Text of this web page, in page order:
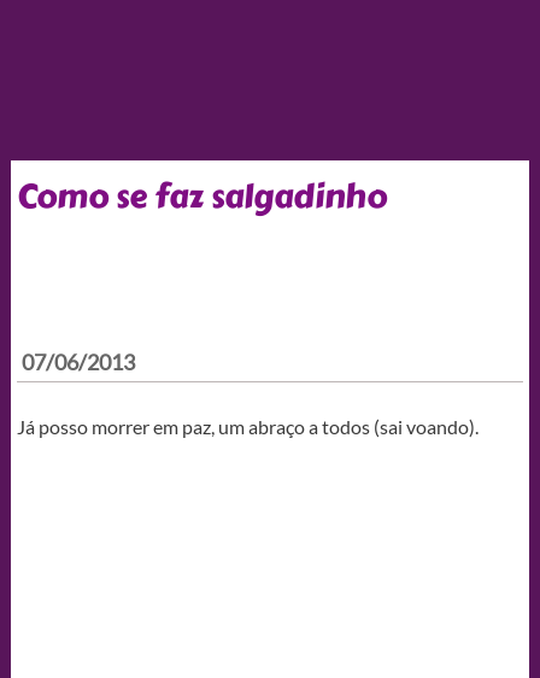
Como se faz salgadinho
07/06/2013
Já posso morrer em paz, um abraço a todos (sai voando).